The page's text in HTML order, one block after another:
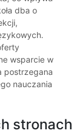
dba o
wsparcie w
postrzegana
nauczania
stronach